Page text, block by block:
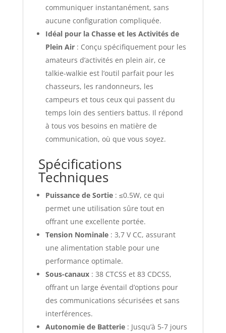
communiquer instantanément, sans
aucune configuration compliquée.
Idéal pour la Chasse et les Activités de
Plein Air: Conçu spécifiquement pour les
amateurs d’activités en plein air, ce
talkie-walkie est l’outil parfait pour les
chasseurs, les randonneurs, les
campeurs et tous ceux qui passent du
temps loin des sentiers battus. Il répond
à tous vos besoins en matière de
communication, où que vous soyez.
Spécifications
Techniques
Puissance de Sortie: ≤0.5W, ce qui
permet une utilisation sûre tout en
offrant une excellente portée.
Tension Nominale: 3,7 V CC, assurant
une alimentation stable pour une
performance optimale.
Sous-canaux: 38 CTCSS et 83 CDCSS,
offrant un large éventail d’options pour
des communications sécurisées et sans
interférences.
Autonomie de Batterie: Jusqu’à 5-7 jours